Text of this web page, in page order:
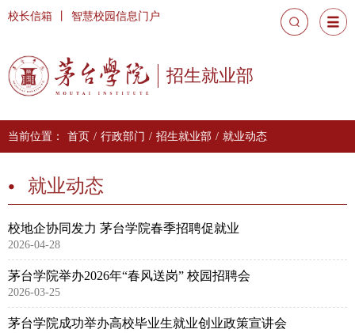
招生就业部
校长信箱 智慧校园信息门户
当前位置： 首页 / 行政部门 / 招生就业部 / 就业动态
就业动态
校地企协同发力 茅台学院春季招聘促就业
2026-04-28
茅台学院举办2026年“春风送岗” 校园招聘会
2026-03-25
茅台学院成功举办高校毕业生就业创业政策宣讲会